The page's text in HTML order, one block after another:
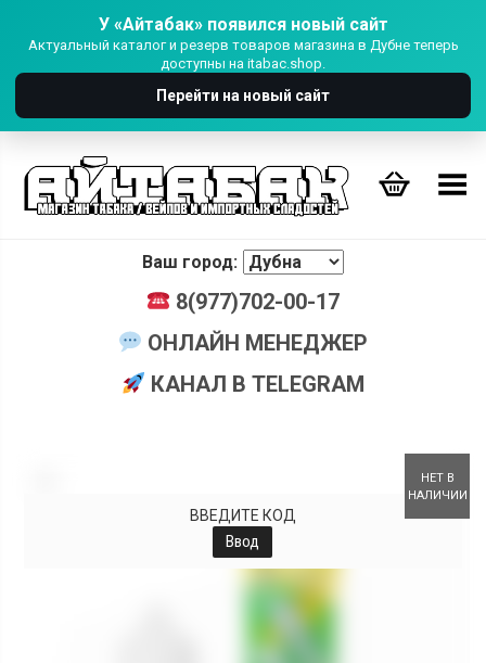
У «Айтабак» появился новый сайт
Актуальный каталог и резерв товаров магазина в Дубне теперь
доступны на itabac.shop.
Перейти на новый сайт
Переключить Меню
Ваш город:
8(977)702-00-17
ОНЛАЙН МЕНЕДЖЕР
КАНАЛ В TELEGRAM
НЕТ В
НАЛИЧИИ
ВВЕДИТЕ КОД
Ввод